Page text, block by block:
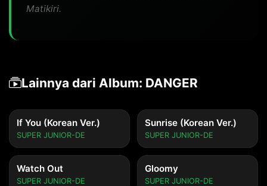
Matikiri.
Lainnya dari Album: DANGER
If You (Korean Ver.)
SUPER JUNIOR-DE
Sunrise (Korean Ver.)
SUPER JUNIOR-DE
Watch Out
SUPER JUNIOR-DE
Gloomy
SUPER JUNIOR-DE